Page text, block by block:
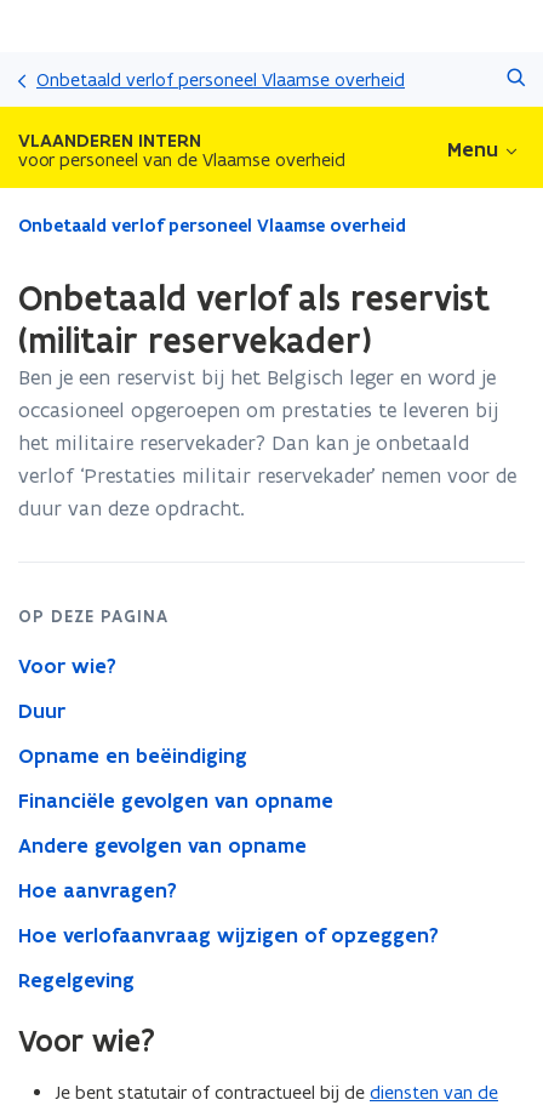
naar
inhoud
Onbetaald verlof personeel Vlaamse overheid
VLAANDEREN INTERN
voor personeel van de Vlaamse overheid Menu
Gedaan
bevindt
zich
op:
Onbetaald
als
reservist
(militair
Onbetaald verlof personeel Vlaamse overheid
Onbetaald verlof als reservist
(militair reservekader)
Ben je een reservist bij het Belgisch leger en word je
occasioneel opgeroepen om prestaties te leveren bij
het militaire reservekader? Dan kan je onbetaald
verlof ‘Prestaties militair reservekader’ nemen voor de
duur van deze opdracht.
OP DEZE PAGINA
Voor wie?
Duur
Opname en beëindiging
Financiële gevolgen van opname
Andere gevolgen van opname
Hoe aanvragen?
Hoe verlofaanvraag wijzigen of opzeggen?
Regelgeving
Voor wie?
Je bent statutair of contractueel bij de diensten van de